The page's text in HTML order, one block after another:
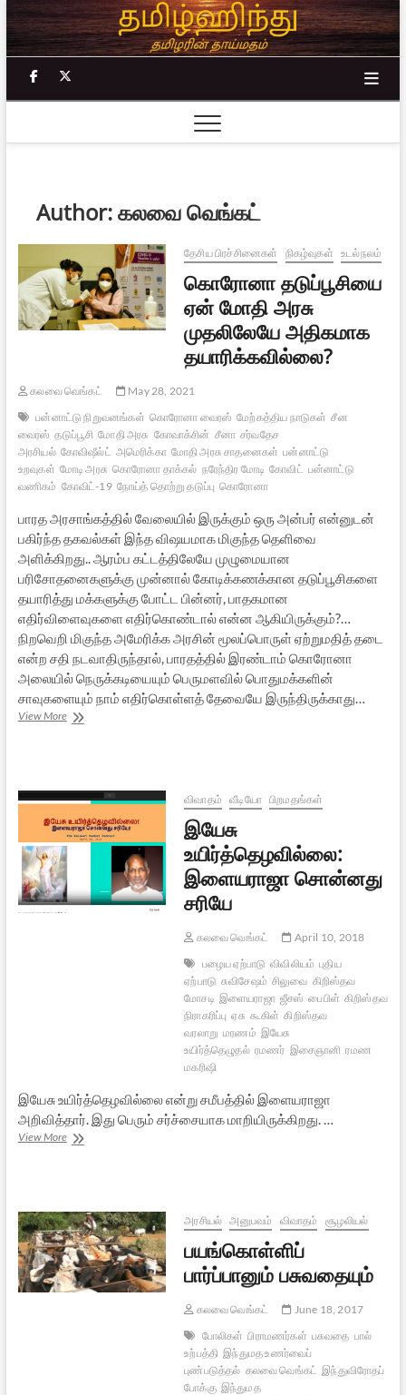
Skip
to
content
facebook
Author:கலவை வெங்கட்
தேசிய பிரச்சினைகள் நிகழ்வுகள் உடல்நலம்
கொரோனா தடுப்பூசியை
ஏன் மோதி அரசு
முதலிலேயே அதிகமாக
தயாரிக்கவில்லை?
கலவை வெங்கட்
May 28, 2021
பன்னாட்டு நிறுவனங்கள் கொரோனா வைரஸ் மேற்கத்திய நாடுகள் சீன
வைரஸ் தடுப்பூசி மோதி அரசு கோவாக்சின் சீனா சர்வதேச
அரசியல் கோவிஷீல்ட் அமெரிக்கா மோதி அரசு சாதனைகள் பன்னாட்டு
உறவுகள் மோடி அரசு கொரோனா தாக்கல் நரேந்திர மோடி கோவிட் பன்னாட்டு
வணிகம் கோவிட்-19 நோய்த் தொற்று தடுப்பு கொரோனா
பாரத அரசாங்கத்தில் வேலையில் இருக்கும் ஒரு அன்பர் என்னுடன்
பகிர்ந்த தகவல்கள் இந்த விஷயமாக மிகுந்த தெளிவை
அளிக்கிறது.. ஆரம்ப கட்டத்திலேயே முழுமையான
பரிசோதனைகளுக்கு முன்னால் கோடிக்கணக்கான தடுப்பூசிகளை
தயாரித்து மக்களுக்கு போட்ட பின்னர், பாதகமான
எதிர்விளைவுகளை எதிர்கொண்டால் என்ன ஆகியிருக்கும்?…
நிறவெறி மிகுந்த அமேரிக்க அரசின் மூலப்பொருள் ஏற்றுமதித் தடை
என்ற சதி நடவாதிருந்தால், பாரதத்தில் இரண்டாம் கொரோனா
அலையில் நெருக்கடியையும் பெருமளவில் பொதுமக்களின்
சாவுகளையும் நாம் எதிர்கொள்ளத் தேவையே இருந்திருக்காது…
View Moreகொரோனா
முதலிலேயே
தயாரிக்கவில்லை?
விவாதம் வீடியோ பிறமதங்கள்
இயேசு
உயிர்த்தெழவில்லை:
இளையராஜா சொன்னது
சரியே
கலவை வெங்கட்
April 10, 2018
பழைய ஏற்பாடு விவிலியம் புதிய
ஏற்பாடு சுவிசேஷம் சிலுவை கிறிஸ்தவ
மோசடி இளையராஜா ஜீசஸ் பைபிள் கிறிஸ்தவமத
நிராகரிப்பு ஏசு கூகிள் கிறிஸ்தவ
வரலாறு மரணம் இயேசு
உயிர்த்தெழுதல் ரமணர் இசைஞானி ரமண
மகரிஷி
இயேசு உயிர்த்தெழவில்லை என்று சமீபத்தில் இளையராஜா
அறிவித்தார். இது பெரும் சர்ச்சையாக மாறியிருக்கிறது. …
View Moreஇயேசு
அரசியல் அனுபவம் விவாதம் சூழலியல்
பயங்கொள்ளிப்
பார்ப்பானும் பசுவதையும்
கலவை வெங்கட்
June 18, 2017
போலிகள் பிராமணர்கள் பசுவதை பால்
உற்பத்தி இந்துமத உணர்வைப்
புண்படுத்தல் கலவை வெங்கட் இந்துவிரோதப்
போக்கு இந்துமத